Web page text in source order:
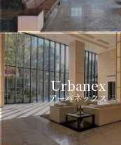
Urbanex
アーバネックス